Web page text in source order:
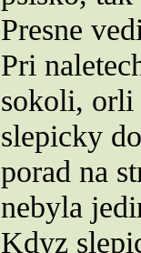
Presne
Pri
sokoli, orli
slepicky
porad na
nebyla
Kdyz